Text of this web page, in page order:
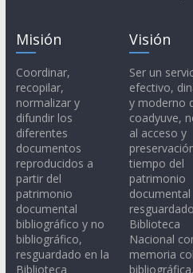
Misión
Coordinar,
recopilar,
normalizar y
difundir los
diferentes
documentos
reproducidos a
partir del
patrimonio
documental
bibliográfico y no
bibliográfico,
resguardado en la
Biblioteca
Visión
Ser un
efectivo,
y moderno
coadyuve,
al acceso y
tiempo del
patrimonio
documental
Biblioteca
Nacional
memoria
bibliográfica,